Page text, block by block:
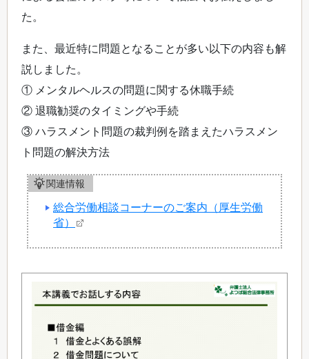
た。
また、最近特に問題となることが多い以下の内容も解
説しました。
① メンタルヘルスの問題に関する休職手続
② 退職勧奨のタイミングや手続
③ ハラスメント問題の裁判例を踏まえたハラスメン
ト問題の解決方法
関連情報
総合労働相談コーナーのご案内（厚生労働
省）